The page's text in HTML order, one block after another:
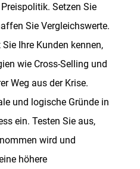
Setzen Sie
Sie Vergleichswerte.
Ihre Kunden kennen,
wie Cross-Selling und
Weg aus der Krise.
und logische Gründe in
ein. Testen Sie aus,
wird und
höhere